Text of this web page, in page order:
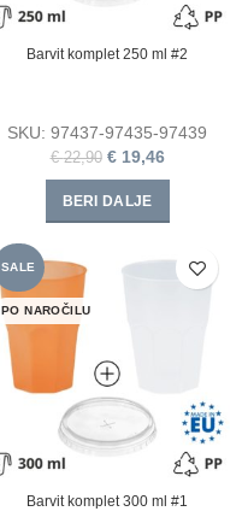
Barvit komplet 250 ml #2
SKU: 97437-97435-97439
€22,90 € 19,46
BERI DALJE
SALE
PO NAROČILU
Barvit komplet 300 ml #1